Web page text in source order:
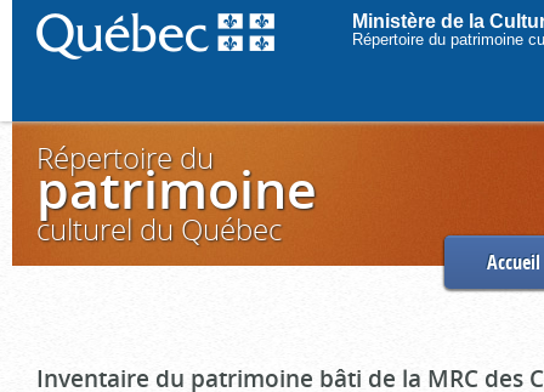
Ministère de la
Répertoire du patrimoine
Répertoire du
patrimoine
culturel du Québec
Accueil
Inventaire du patrimoine bâti de la MRC des